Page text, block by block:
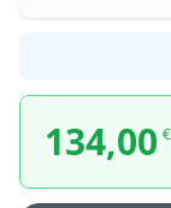
134,00